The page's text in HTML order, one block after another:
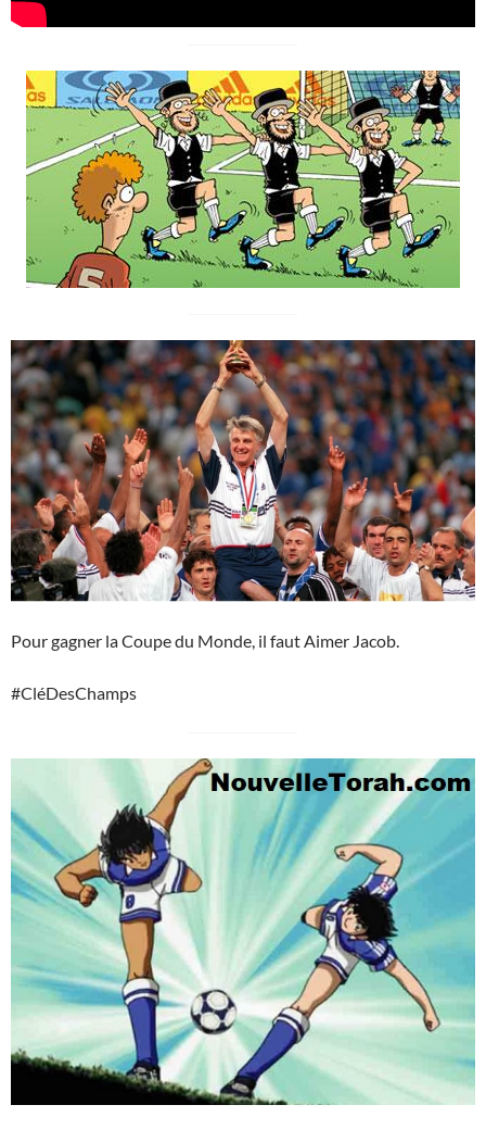
Pour gagner la Coupe du Monde, il faut Aimer Jacob.
#CléDesChamps